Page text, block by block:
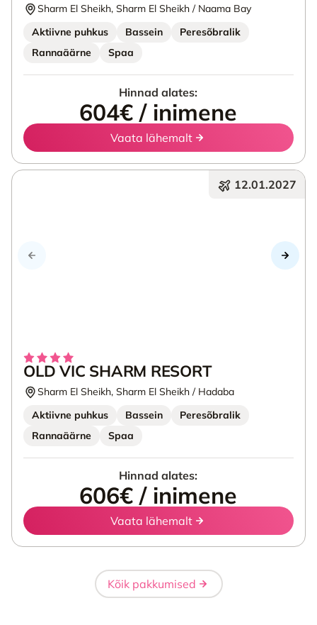
Sharm El Sheikh, Sharm El Sheikh / Naama Bay
Aktiivne puhkus
Bassein
Peresõbralik
Rannaäärne
Spaa
Hinnad alates:
604€ / inimene
Vaata lähemalt
OLD VIC SHARM RESORT
12.01.2027
Sharm El Sheikh, Sharm El Sheikh / Hadaba
Aktiivne puhkus
Bassein
Peresõbralik
Rannaäärne
Spaa
Hinnad alates:
606€ / inimene
Vaata lähemalt
Kõik pakkumised